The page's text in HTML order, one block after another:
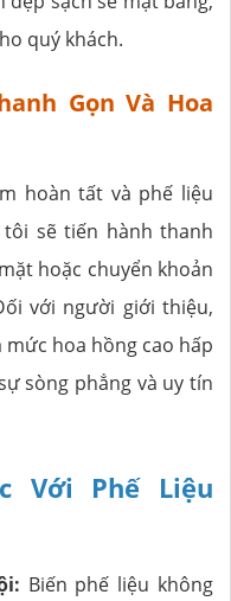
quý khách.
Gọn Và Hoa
hoàn tất và phế liệu
sẽ tiến hành thanh
hoặc chuyển khoản
với người giới thiệu,
hoa hồng cao hấp
sòng phẳng và uy tín
Với Phế Liệu
Biến phế liệu không